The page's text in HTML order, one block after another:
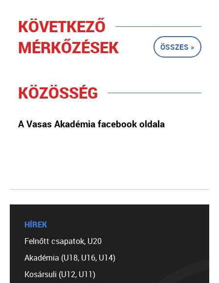
KÖVETKEZŐ
MÉRKŐZÉSEK
ÖSSZES »
KÖZÖSSÉG
A Vasas Akadémia facebook oldala
HÍREK
Felnőtt csapatok, U20
Akadémia (U18, U16, U14)
Kosársuli (U12, U11)